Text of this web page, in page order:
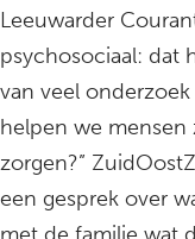
Leeuwarder
psychosociaal: dat
van veel
helpen we
zorgen?”
een gesprek over